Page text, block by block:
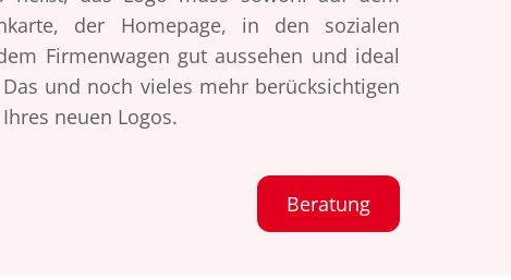
der Homepage, in den sozialen
Firmenwagen gut aussehen und ideal
und noch vieles mehr berücksichtigen
neuen Logos.
Beratung